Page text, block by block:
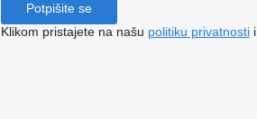
Potpišite se
Klikom pristajete na našu politiku privatnostii